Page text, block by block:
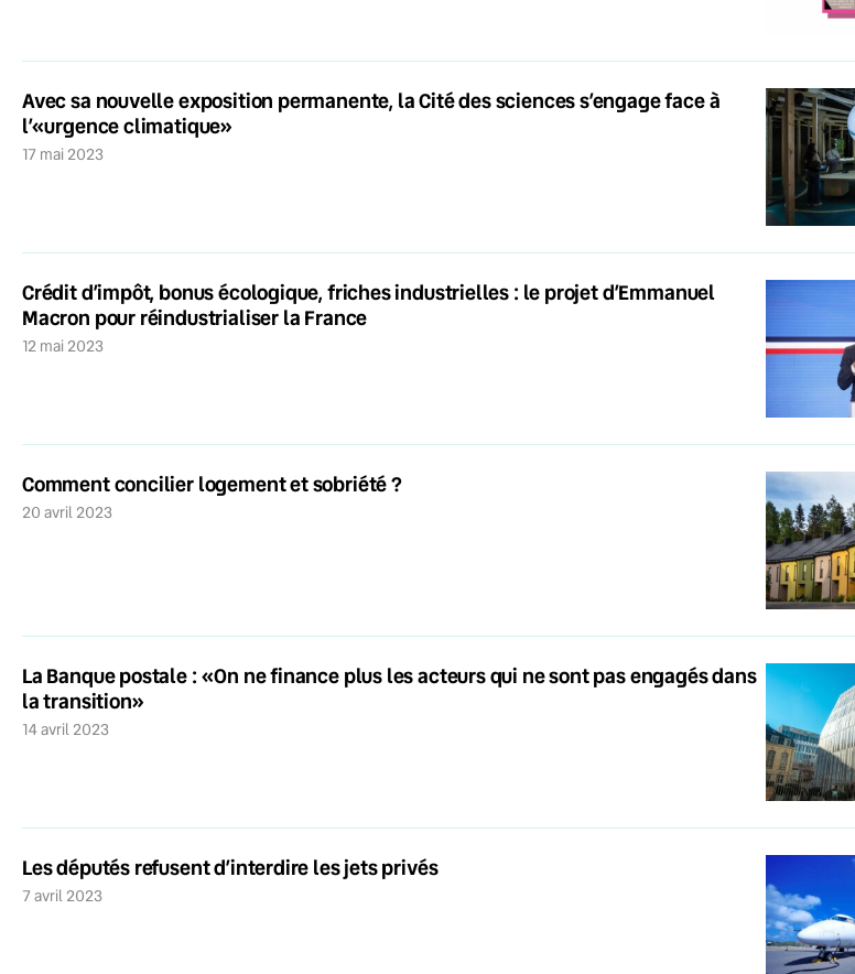
Avec sa nouvelle exposition permanente, la Cité des sciences s’engage face à
l’«urgence climatique»
17 mai 2023
Crédit d’impôt, bonus écologique, friches industrielles : le projet d’Emmanuel
Macron pour réindustrialiser la France
12 mai 2023
Comment concilier logement et sobriété ?
20 avril 2023
La Banque postale : «On ne finance plus les acteurs qui ne sont pas engagés dans
la transition»
14 avril 2023
Les députés refusent d’interdire les jets privés
7 avril 2023